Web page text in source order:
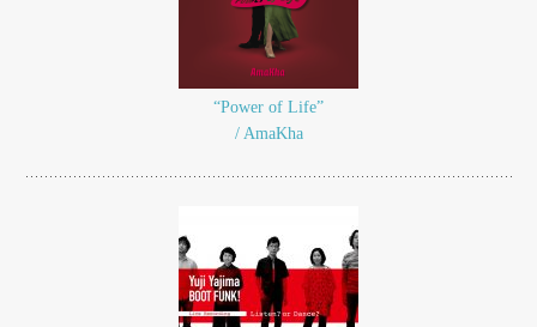
“Power of Life”
/ AmaKha